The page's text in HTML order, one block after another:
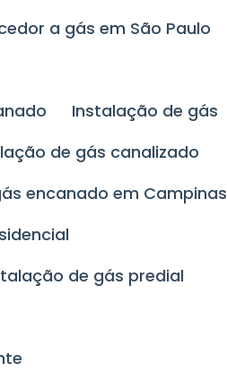
a gás em São Paulo
Instalação de gás
de gás canalizado
encanado em Campinas
de gás predial